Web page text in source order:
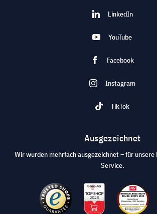
LinkedIn
YouTube
Facebook
Instagram
TikTok
Ausgezeichnet
Wir wurden mehrfach ausgezeichnet – für unsere
Service.